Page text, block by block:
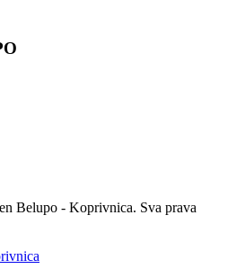
Belupo - Koprivnica. Sva prava